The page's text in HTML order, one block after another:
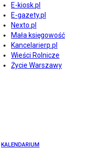
E-kiosk.pl
E-gazety.pl
Nexto.pl
Mała księgowość
Kancelarierp.pl
Wieści Rolnicze
Życie Warszawy
KALENDARIUM